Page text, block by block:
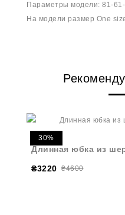
Параметры модели: 81-
На модели размер One
30%
Длинная юбка из
₴3220 ₴4600